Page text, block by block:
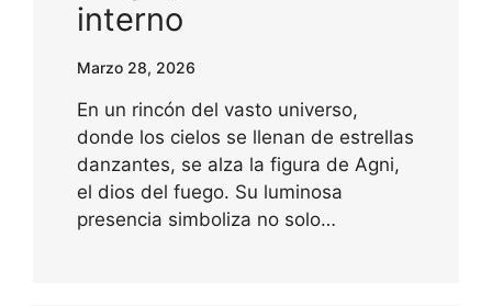
interno
Marzo 28, 2026
En un rincón del vasto universo,
donde los cielos se llenan de estrellas
danzantes, se alza la figura de Agni,
el dios del fuego. Su luminosa
presencia simboliza no solo…